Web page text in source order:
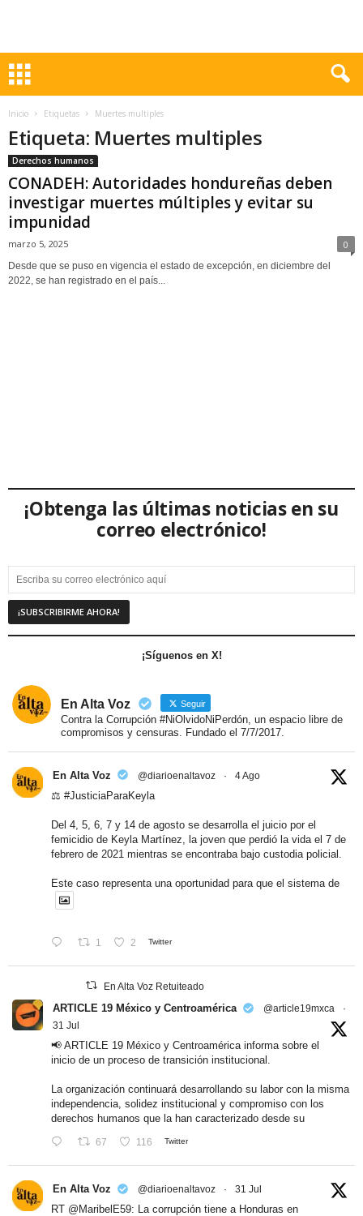
Inicio Etiquetas Muertes multiples
Etiqueta: Muertes multiples
Derechos humanos
CONADEH: Autoridades hondureñas deben
investigar muertes múltiples y evitar su
impunidad
marzo 5, 2025 0
Desde que se puso en vigencia el estado de excepción, en diciembre del
2022, se han registrado en el país...
¡Obtenga las últimas noticias en su
correo electrónico!
¡Síguenos en X!
En Alta Voz Seguir
Contra la Corrupción #NiOlvidoNiPerdón, un espacio libre de
compromisos y censuras. Fundado el 7/7/2017.
En Alta Voz @diarioenaltavoz · 4 Ago
⚖️ #JusticiaParaKeyla
Del 4, 5, 6, 7 y 14 de agosto se desarrolla el juicio por el
femicidio de Keyla Martínez, la joven que perdió la vida el 7 de
febrero de 2021 mientras se encontraba bajo custodia policial.
Este caso representa una oportunidad para que el sistema de
1 2 Twitter
En Alta Voz Retuiteado
ARTICLE 19 México y Centroamérica @article19mxca
·
31 Jul
📢 ARTICLE 19 México y Centroamérica informa sobre el
inicio de un proceso de transición institucional.
La organización continuará desarrollando su labor con la misma
independencia, solidez institucional y compromiso con los
derechos humanos que la han caracterizado desde su
67 116 Twitter
En Alta Voz @diarioenaltavoz · 31 Jul
RT @MaribelE59: La corrupción tiene a Honduras en